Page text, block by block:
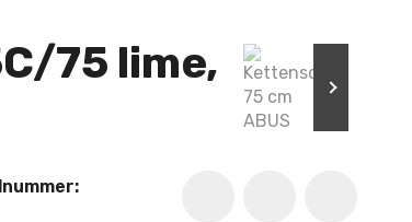
75 lime,